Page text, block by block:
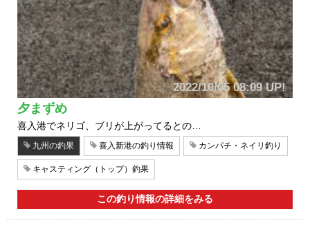
2022/10/05 08:09 UP!
夕まずめ
喜入港でネリゴ、ブリが上がってるとの…
九州の釣果 喜入新港の釣り情報 カンパチ・ネイリ釣り
キャスティング（トップ）釣果
この釣り情報の詳細をみる